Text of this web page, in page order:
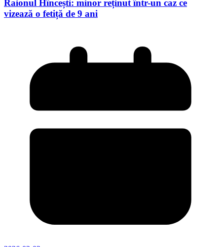
Raionul Hîncești: minor reținut într-un caz ce
vizează o fetiță de 9 ani